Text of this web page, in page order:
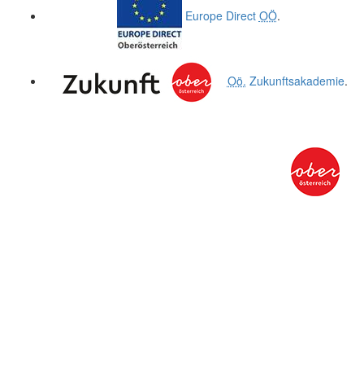
Europe Direct OÖ.
Oö. Zukunftsakademie.